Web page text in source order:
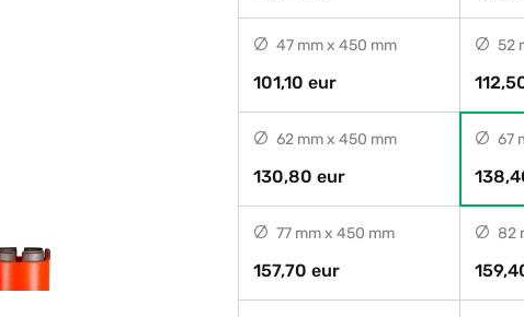
47 mm x 450 mm
101,10 eur
52
62 mm x 450 mm
130,80 eur
67
77 mm x 450 mm
157,70 eur
82